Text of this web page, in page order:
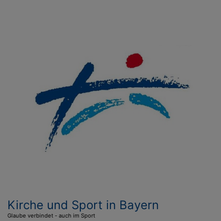
Kirche und Sport in Bayern
Glaube verbindet - auch im Sport